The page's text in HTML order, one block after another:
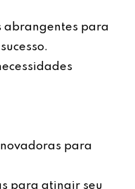
abrangentes para
para
para atingir seu